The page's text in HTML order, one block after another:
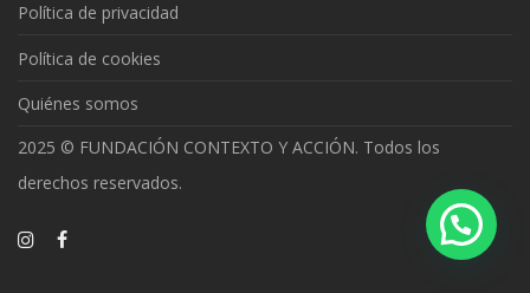
Política de privacidad
Política de cookies
Quiénes somos
2025 © FUNDACIÓN CONTEXTO Y ACCIÓN. Todos los
derechos reservados.